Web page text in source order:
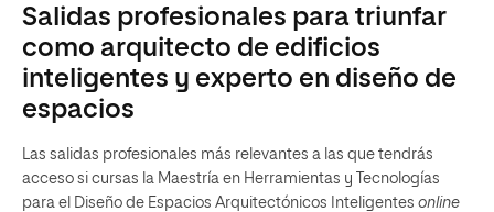
Salidas profesionales para triunfar
como arquitecto de edificios
inteligentes y experto en diseño de
espacios
Las salidas profesionales más relevantes a las que tendrás
acceso si cursas la Maestría en Herramientas y Tecnologías
para el Diseño de Espacios Arquitectónicos Inteligentes online